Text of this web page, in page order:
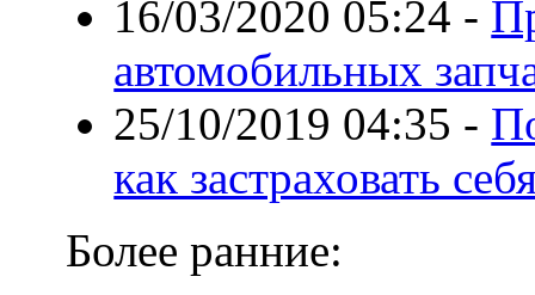
16/03/2020 05:24 -
автомобильных
25/10/2019 04:35 -
как застраховать
Более ранние: